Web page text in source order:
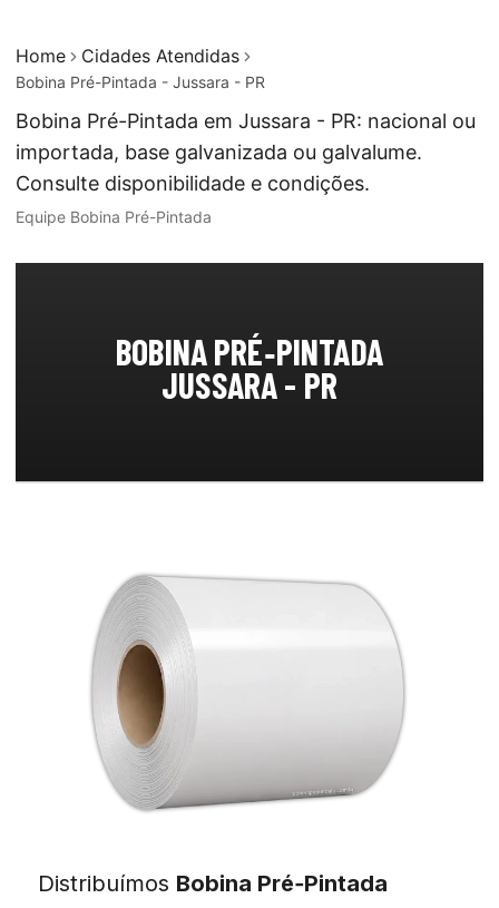
Home Cidades Atendidas
Bobina Pré-Pintada - Jussara - PR
Bobina Pré-Pintada em Jussara - PR: nacional ou
importada, base galvanizada ou galvalume.
Consulte disponibilidade e condições.
Equipe Bobina Pré-Pintada
BOBINA PRÉ‑PINTADA
JUSSARA - PR
Distribuímos Bobina Pré‑Pintada